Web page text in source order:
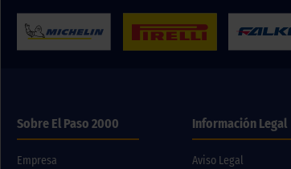
Sobre El Paso 2000
Empresa
Información Legal
Aviso Legal